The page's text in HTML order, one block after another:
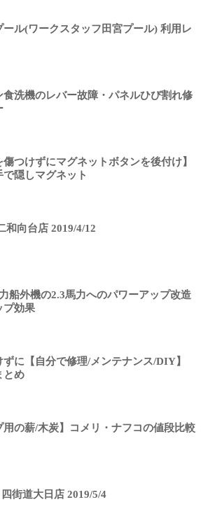
ール(ワークスタッフ田宮プール) 利用レ
食洗機のレバー故障・パネルひび割れ修
傷つけずにマグネットボタンを後付け】
隠しマグネット
和向台店 2019/4/12
船外機の2.3馬力へのパワーアップ改造
プ効果
ずに【自分で修理/メンテナンス/DIY】
とめ
用の薪/木炭】コメリ・ナフコの値段比較
街道大日店 2019/5/4